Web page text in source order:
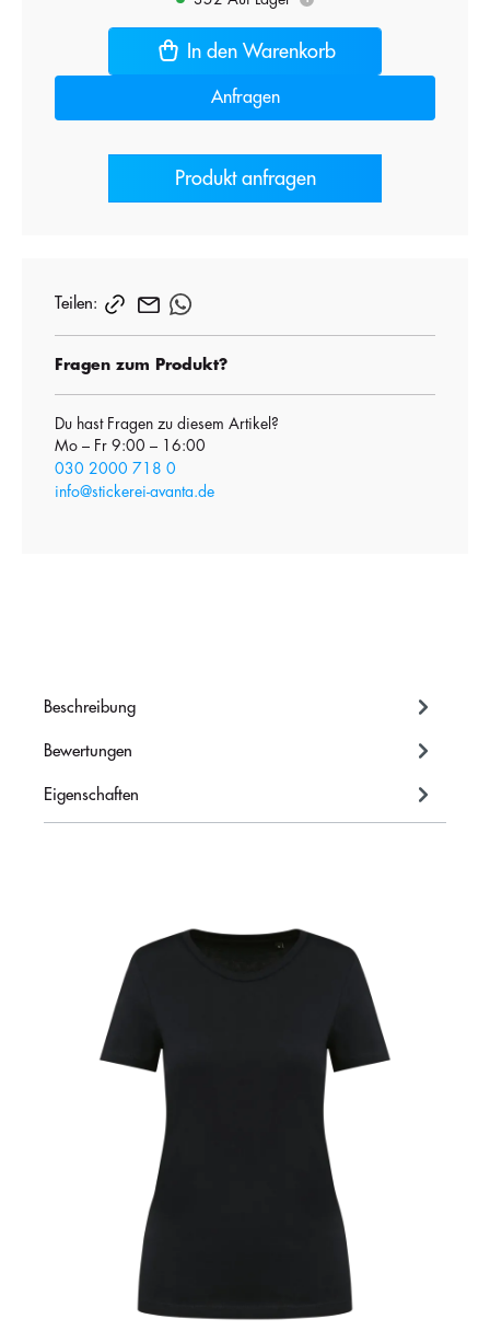
In den Warenkorb
Anfragen
Produkt anfragen
Teilen:
Fragen zum Produkt?
Du hast Fragen zu diesem Artikel?
Mo – Fr 9:00 – 16:00
030 2000 718 0
info@stickerei-avanta.de
Beschreibung
Bewertungen
Eigenschaften